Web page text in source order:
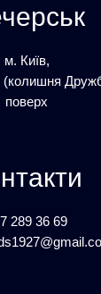
м. Київ,
поверх
7 289 36 69